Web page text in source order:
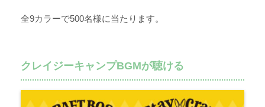
全9カラーで500名様に当たります。
クレイジーキャンプBGMが聴ける